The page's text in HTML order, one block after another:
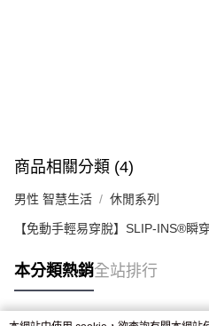
商品相關分類 (4)
男性 智慧生活 休閒系列
【免動手輕易穿脫】SLIP-INS®瞬
本分類熱銷全站排行